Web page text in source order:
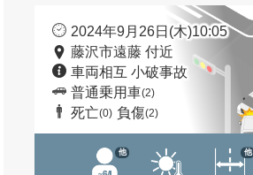
2024年9月26日(木)10:05
藤沢市遠藤 付近
車両相互 小破事故
普通乗用車(2)
死亡(0) 負傷(2)
他 他